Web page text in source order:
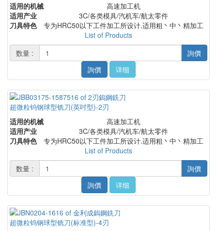
适用的机械
高速加工机
适用产业
3C/各类模具/汽机车/航太零件
刀具特色
专为HRC50以下工件加工所设计.适用粗丶中丶精加工
List of Products
数量 :
詢價
詢價
详细
超微粒钨钢球型铣刀(英吋型)-2刃
适用的机械
高速加工机
适用产业
3C/各类模具/汽机车/航太零件
刀具特色
专为HRC50以下工件加工所设计.适用粗丶中丶精加工
List of Products
数量 :
詢價
詢價
详细
超微粒钨钢球型铣刀(标准型)-4刃